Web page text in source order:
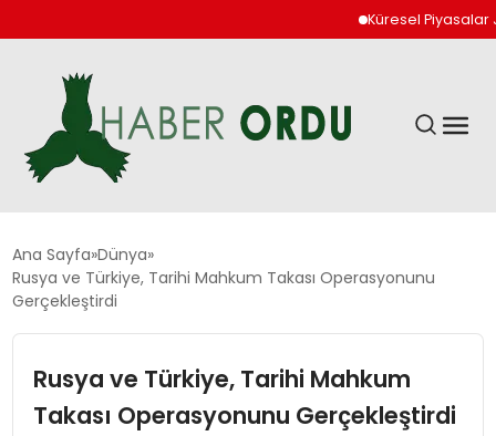
Küresel Piyasalar
GÜNDEM
DÜNYA
EKONOMI
Ana Sayfa Dünya
Rusya ve Türkiye, Tarihi Mahkum Takası Operasyonunu
Gerçekleştirdi
Rusya ve Türkiye, Tarihi Mahkum
Takası Operasyonunu Gerçekleştirdi